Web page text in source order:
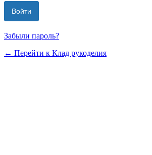
Забыли пароль?
← Перейти к Клад рукоделия